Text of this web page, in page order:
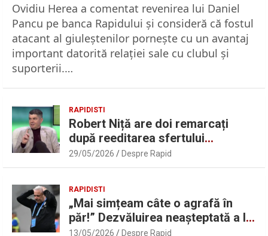
Ovidiu Herea a comentat revenirea lui Daniel
Pancu pe banca Rapidului şi consideră că fostul
atacant al giuleştenilor porneşte cu un avantaj
important datorită relaţiei sale cu clubul şi
suporterii.…
RAPIDISTI
Robert Niță are doi remarcați
după reeditarea sfertului
UEFAntastic: „Lideri în teren” |
Sport.ro
29/05/2026 Despre Rapid
RAPIDISTI
„Mai simțeam câte o agrafă în
păr!” Dezvăluirea neașteptată a lui
Marius Șumudică despre Daniel
13/05/2026 Despre Rapid